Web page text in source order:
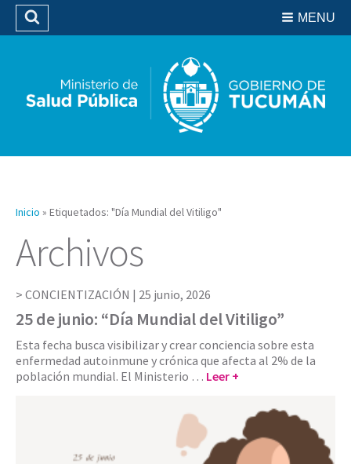
Biblioteca
MENU
Buscar
Inicio » Etiquetados: "Día Mundial del Vitiligo"
Archivos
CONCIENTIZACIÓN | 25 junio, 2026
25 de junio: “Día Mundial del Vitiligo”
Esta fecha busca visibilizar y crear conciencia sobre esta
enfermedad autoinmune y crónica que afecta al 2% de la
población mundial. El Ministerio … Leer +